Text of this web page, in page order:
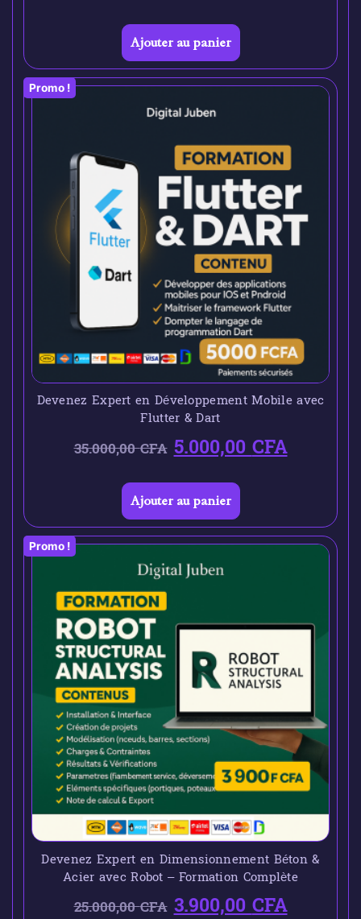
Ajouter au panier
Promo !
Devenez Expert en Développement Mobile avec
Flutter & Dart
35.000,00CFA 5.000,00CFA
Ajouter au panier
Promo !
Devenez Expert en Dimensionnement Béton &
Acier avec Robot – Formation Complète
25.000,00CFA 3.900,00CFA